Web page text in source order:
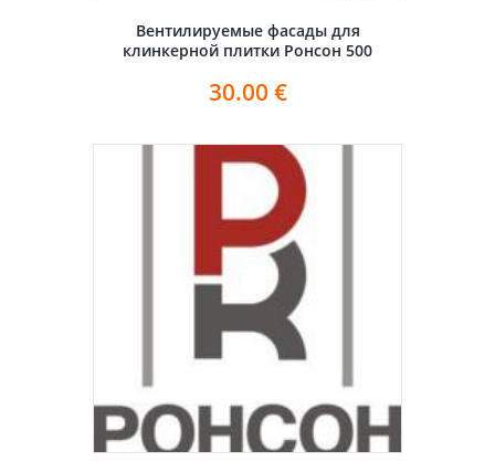
Вентилируемые фасады для
клинкерной плитки Ронсон 500
30.00 €